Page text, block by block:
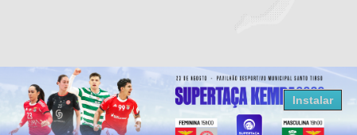
Resultados Andebol
Federação de Andebol de Portugal
Grátis - Disponivel na Play Store
Instalar